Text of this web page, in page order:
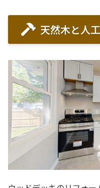
天然木と人